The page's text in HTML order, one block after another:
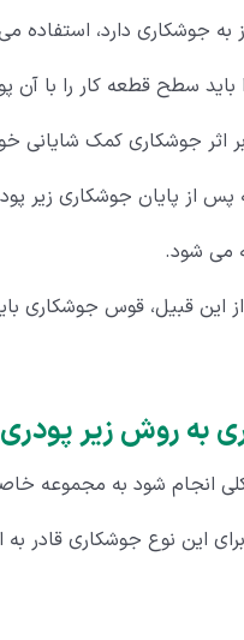
به جوشکاری دارد، استفاده
باید سطح قطعه کار را با
اثر جوشکاری کمک شایانی
از پایان جوشکاری زیر
می شود.
از این قبیل، قوس
این نوع جوشکاری قادر